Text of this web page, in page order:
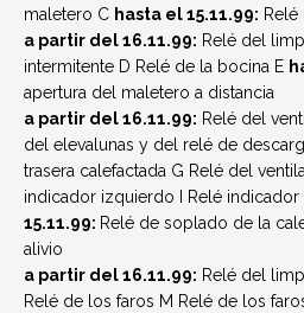
maletero C hasta el 15.11.99: Relé
a partir del 16.11.99: Relé del
intermitente D Relé de la bocina E
apertura del maletero a distancia
a partir del 16.11.99: Relé del
del elevalunas y del relé de
trasera calefactada G Relé del
indicador izquierdo
Relé
15.11.99: Relé de soplado de la
alivio
a partir del 16.11.99: Relé del
Relé de los faros M Relé de los